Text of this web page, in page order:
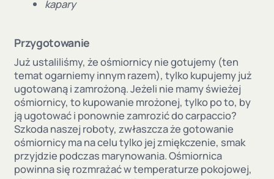
kapary
Przygotowanie
Już ustaliliśmy, że ośmiornicy nie gotujemy (ten
temat ogarniemy innym razem), tylko kupujemy już
ugotowaną i zamrożoną. Jeżeli nie mamy świeżej
ośmiornicy, to kupowanie mrożonej, tylko po to, by
ją ugotować i ponownie zamrozić do carpaccio?
Szkoda naszej roboty, zwłaszcza że gotowanie
ośmiornicy ma na celu tylko jej zmiękczenie, smak
przyjdzie podczas marynowania. Ośmiornica
powinna się rozmrażać w temperaturze pokojowej,